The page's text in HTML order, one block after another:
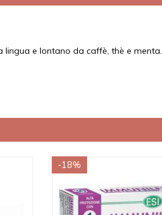
lingua e lontano da caffè, thè e menta.
-18%